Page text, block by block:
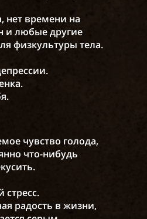
чувство голода,
что-нибудь
стресс.
радость в жизни,
нет времени на
и любые другие
физкультуры тела.